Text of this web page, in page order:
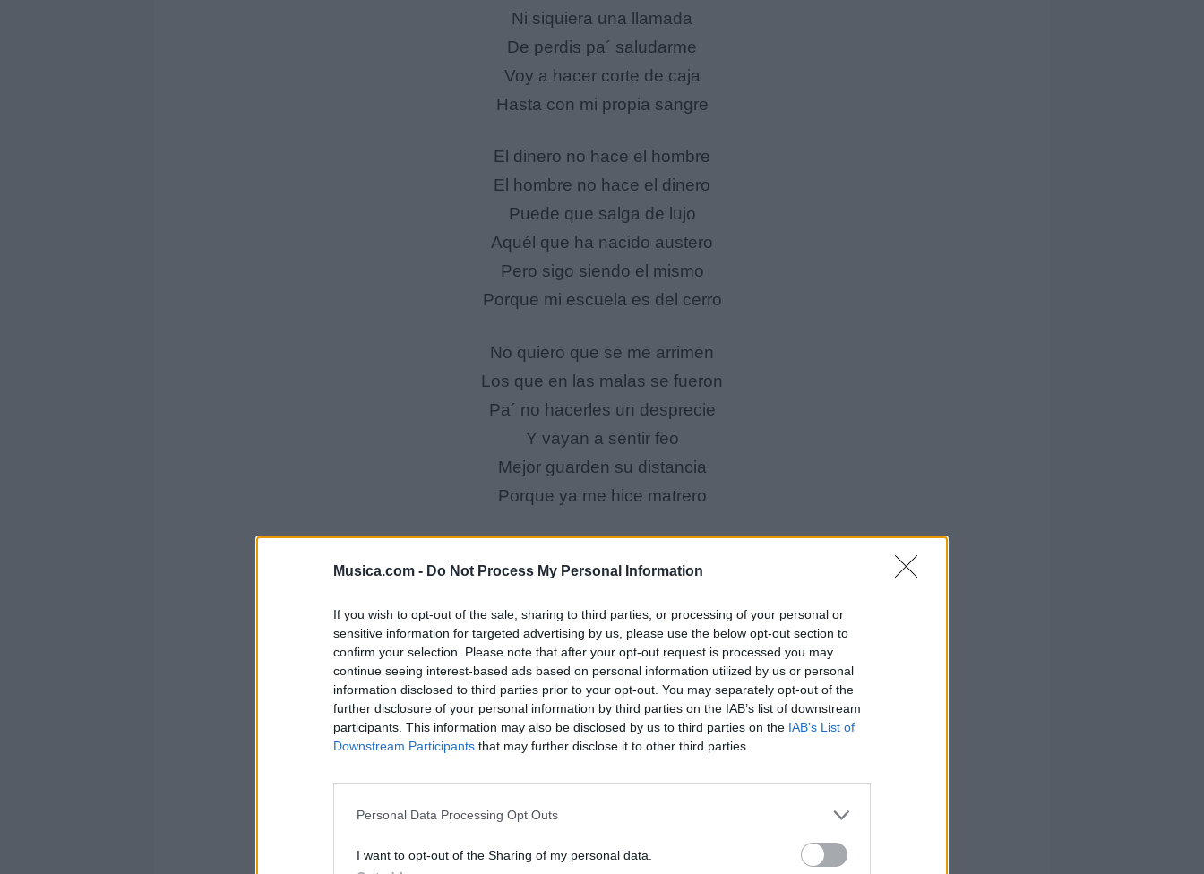
Musica.com - Do Not Process My Personal Information
If you wish to opt-out of the sale, sharing to third parties, or processing of your personal or
sensitive information for targeted advertising by us, please use the below opt-out section to
confirm your selection. Please note that after your opt-out request is processed you may
continue seeing interest-based ads based on personal information utilized by us or personal
information disclosed to third parties prior to your opt-out. You may separately opt-out of the
further disclosure of your personal information by third parties on the IAB’s list of downstream
participants. This information may also be disclosed by us to third parties on the IAB’s List of
Downstream Participants that may further disclose it to other third parties.
Personal Data Processing Opt Outs
I want to opt-out of the Sharing of my personal data.
Ni siquiera una llamada
De perdis pa´ saludarme
Voy a hacer corte de caja
Hasta con mi propia sangre
El dinero no hace el hombre
El hombre no hace el dinero
Puede que salga de lujo
Aquél que ha nacido austero
Pero sigo siendo el mismo
Porque mi escuela es del cerro
No quiero que se me arrimen
Los que en las malas se fueron
Pa´ no hacerles un desprecie
Y vayan a sentir feo
Mejor guarden su distancia
Porque ya me hice matrero
Y lastima tengo a nada
Ya bailé con la más fea
Y bailé toda la tanda
El costal lleno de piedras
Me dejó dura hasta el alma
Todo lo que les he dicho
El costal lleno de piedras